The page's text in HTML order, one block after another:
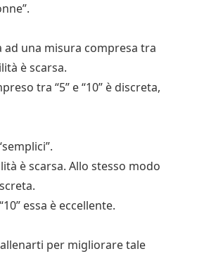
ad una misura compresa tra
è scarsa.
tra “5” e “10” è discreta,
è scarsa. Allo stesso modo
essa è eccellente.
per migliorare tale